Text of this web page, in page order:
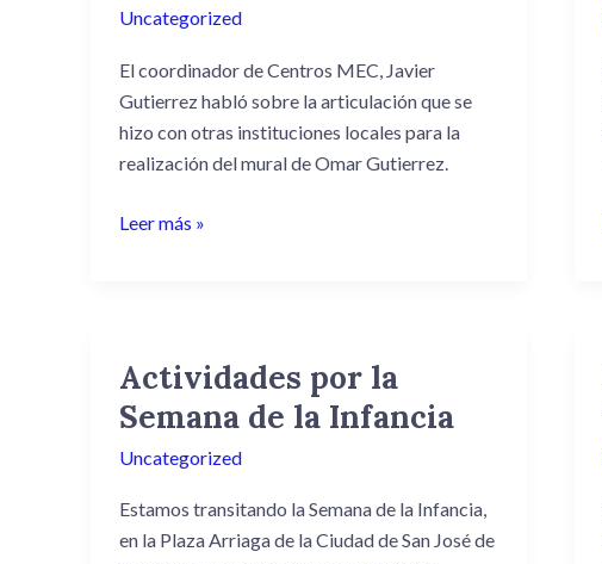
Uncategorized
El coordinador de Centros MEC, Javier
Gutierrez habló sobre la articulación que se
hizo con otras instituciones locales para la
realización del mural de Omar Gutierrez.
se
hicieron
para
la
realización
el
Leer más »
Actividades por la
Semana de la Infancia
Uncategorized
Estamos transitando la Semana de la Infancia,
en la Plaza Arriaga de la Ciudad de San José de
Actividades
por
la
Semana